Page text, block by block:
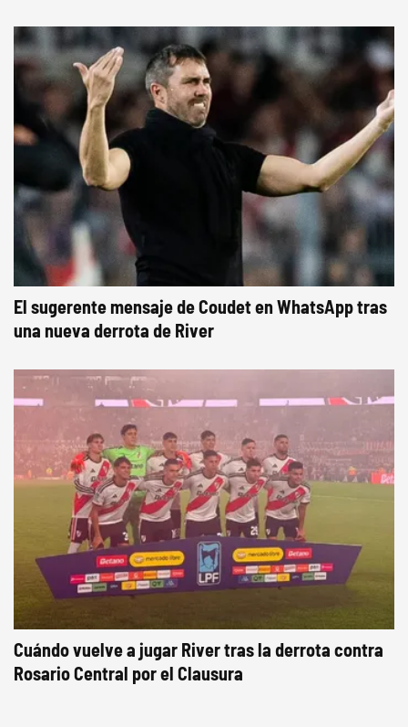
El sugerente mensaje de Coudet en WhatsApp tras
una nueva derrota de River
Cuándo vuelve a jugar River tras la derrota contra
Rosario Central por el Clausura